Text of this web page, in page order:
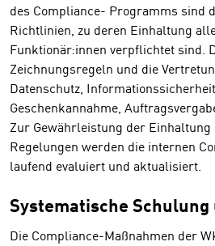
des Compliance- Programms sind
Richtlinien, zu deren Einhaltung
Funktionär:innen verpflichtet sind.
Zeichnungsregeln und die
Datenschutz,
Geschenkannahme,
Zur Gewährleistung der Einhaltung
Regelungen werden die internen
laufend evaluiert und aktualisiert.
Systematische
Die Compliance-Maßnahmen der